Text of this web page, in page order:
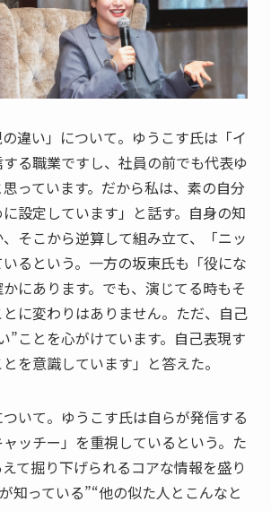
違い」について。ゆうこす氏は「イ
る職業ですし、社員の前でも代表ゆ
っています。だから私は、素の自分
設定しています」と話す。自身の知
そこから逆算して組み立て、「ニッ
るという。一方の坂東氏も「役にな
にあります。でも、演じてる時もそ
に変わりはありません。ただ、自己
”ことを心がけています。自己表現す
を意識しています」と答えた。
いて。ゆうこす氏は自らが発信する
ッチー」を重視しているという。た
て掘り下げられるコアな情報を盛り
知っている”“他の似た人とこんなと